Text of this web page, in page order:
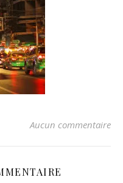
Aucun commentaire